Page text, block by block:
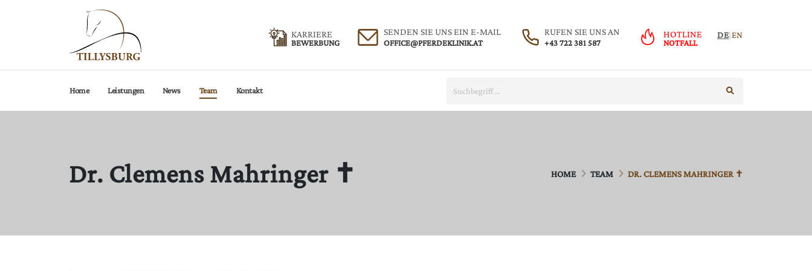
KARRIERE
BEWERBUNG
SENDEN SIE UNS EIN E-MAIL RUFEN SIE UNS AN
+43 722 381 587
HOTLINE
NOTFALL
DE|EN
Home Leistungen News Team Kontakt Suche:
Dr. Clemens Mahringer ✝ HOME TEAM DR. CLEMENS MAHRINGER ✝